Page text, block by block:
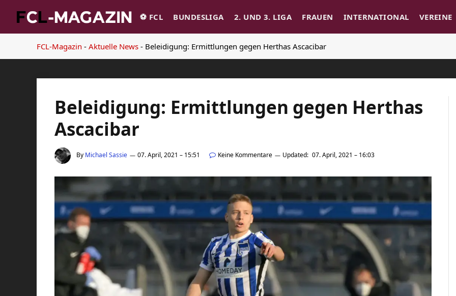
⚽️ FCL BUNDESLIGA 2. UND 3. LIGA FRAUEN INTERNATIONAL VEREINE
FCL-Magazin - Aktuelle News - Beleidigung: Ermittlungen gegen Herthas Ascacibar
Beleidigung: Ermittlungen gegen Herthas
Ascacibar
By Michael Sassie 07. April, 2021 – 15:51 Keine Kommentare Updated: 07. April, 2021 – 16:03